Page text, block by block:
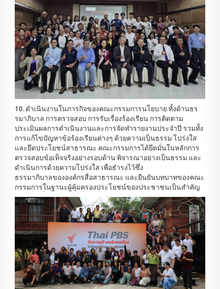
10. ดำเนินงานในภารกิจของคณะกรรมการนโยบาย ทั้งด้านธร
รมาภิบาล การตรวจสอบ การรับเรื่องร้องเรียน การติดตาม
ประเมินผลการดำเนินงานและการจัดทำรายงานประจำปี รวมทั้ง
การแก้ไขปัญหาข้อร้องเรียนต่างๆ ด้วยความเป็นธรรม โปร่งใส
และยึดประโยชน์สาธารณะ คณะกรรมการได้ยึดมั่นในหลักการ
ตรวจสอบข้อเท็จจริงอย่างรอบด้าน พิจารณาอย่างเป็นธรรม และ
ดำเนินการด้วยความโปร่งใส เพื่อธำรงไว้ซึ่ง
ธรรมาภิบาลขององค์กรสื่อสาธารณะ และยืนยันบทบาทของคณะ
กรรมการในฐานะผู้คุ้มครองประโยชน์ของประชาชนเป็นสำคัญ